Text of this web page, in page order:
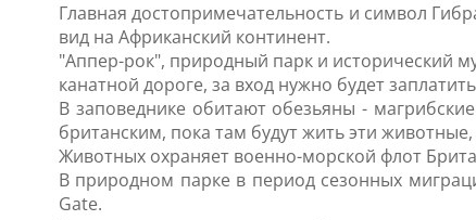
Главная достопримечательность и символ
вид на Африканский континент.
"Аппер-рок", природный парк и исторический
канатной дороге, за вход нужно будет
В заповеднике обитают обезьяны -
британским, пока там будут жить эти
Животных охраняет военно-морской флот
В природном парке в период сезонных
Gate.